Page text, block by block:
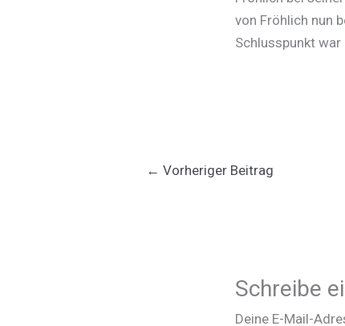
von Fröhlich nun
Schlusspunkt
← Vorheriger Beitrag
Schreibe
Deine E-Mail-